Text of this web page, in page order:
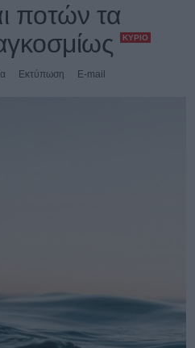
ποτών τα
ΚΎΡΙΟ
Εκτύπωση E-mail